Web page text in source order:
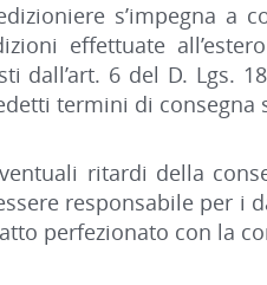
s’impegna a
effettuate
dall’art. 6 del D. Lgs.
termini di
ritardi della
responsabile per i
perfezionato con la